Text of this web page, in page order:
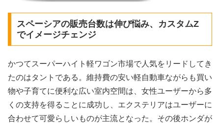
スペーシアの販売台数は伸び悩み、カスタムZ
でイメージチェンジ
かつてスーパーハイト軽ワゴン市場で人気をリードしてき
たのはタントである。維持費の安い軽自動車ながらも買い
物や子育てに便利な広い室内空間は、女性ユーザーから多
くの支持を得ることに成功し、エクステリアはユーザーに
合わせて可愛らしいものが主流となった。その後ホンダが